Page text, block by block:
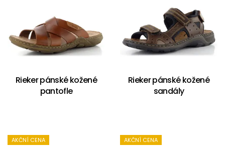
Rieker pánské kožené
pantofle
Rieker pánské kožené
sandály
AKČNÍ CENA AKČNÍ CENA